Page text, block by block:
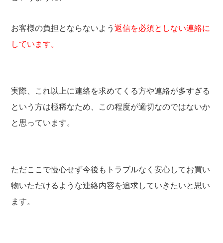
お客様の負担とならないよう返信を必須としない連絡に
しています。
実際、これ以上に連絡を求めてくる方や連絡が多すぎる
という方は極稀なため、この程度が適切なのではないか
と思っています。
ただここで慢心せず今後もトラブルなく安心してお買い
物いただけるような連絡内容を追求していきたいと思い
ます。